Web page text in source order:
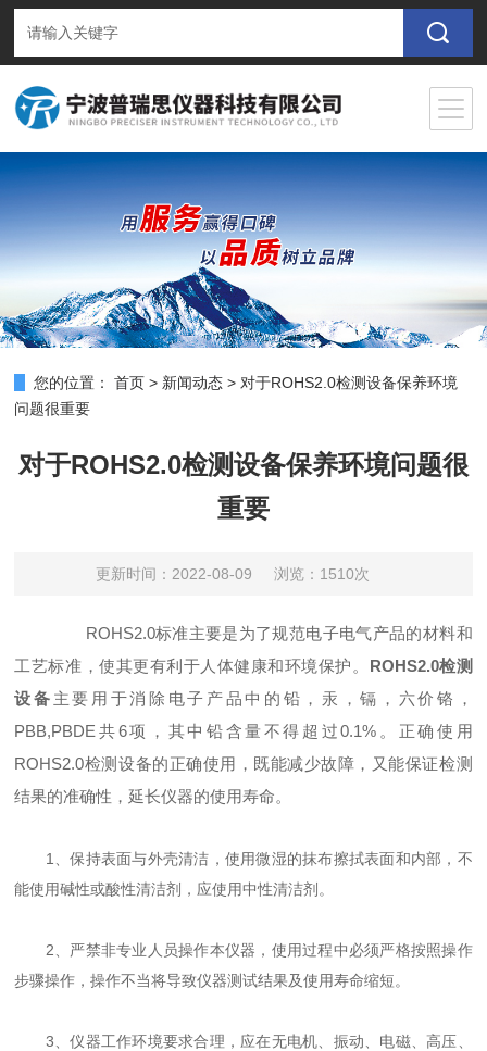
您的位置： 首页 > 新闻动态 > 对于ROHS2.0检测设备保养环境
问题很重要
对于ROHS2.0检测设备保养环境问题很
重要
更新时间：2022-08-09 浏览：1510次
ROHS2.0标准主要是为了规范电子电气产品的材料和
工艺标准，使其更有利于人体健康和环境保护。 ROHS2.0检测
设备 主要用于消除电子产品中的铅，汞，镉，六价铬，
PBB,PBDE共6项，其中铅含量不得超过0.1%。正确使用
ROHS2.0检测设备的正确使用，既能减少故障，又能保证检测
结果的准确性，延长仪器的使用寿命。
1、保持表面与外壳清洁，使用微湿的抹布擦拭表面和内部，不
能使用碱性或酸性清洁剂，应使用中性清洁剂。
2、严禁非专业人员操作本仪器，使用过程中必须严格按照操作
步骤操作，操作不当将导致仪器测试结果及使用寿命缩短。
3、仪器工作环境要求合理，应在无电机、振动、电磁、高压、